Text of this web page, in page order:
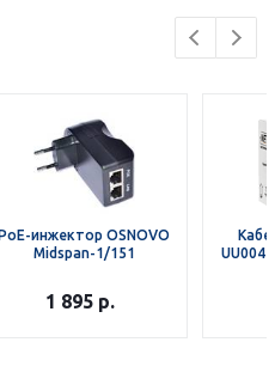
инжектор OSNOVO
Midspan-1/151
1 895р.
UU004-